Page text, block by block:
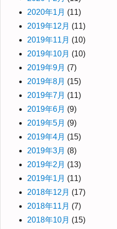
2020年1月 (11)
2019年12月 (11)
2019年11月 (10)
2019年10月 (10)
2019年9月 (7)
2019年8月 (15)
2019年7月 (11)
2019年6月 (9)
2019年5月 (9)
2019年4月 (15)
2019年3月 (8)
2019年2月 (13)
2019年1月 (11)
2018年12月 (17)
2018年11月 (7)
2018年10月 (15)